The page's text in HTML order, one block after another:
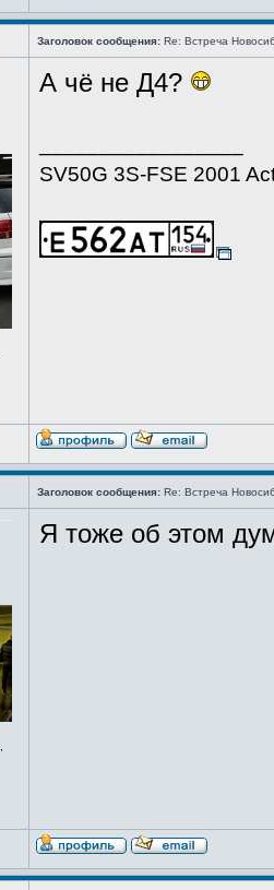
Заголовок сообщения: Re: Встреча
А чё не Д4?
SV50G 3S-FSE 2001
Заголовок сообщения: Re: Встреча
Я тоже об этом